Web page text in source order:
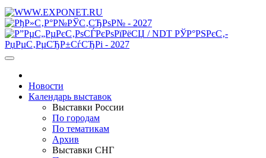
Новости
Календарь выставок
Выставки России
По городам
По тематикам
Архив
Выставки СНГ